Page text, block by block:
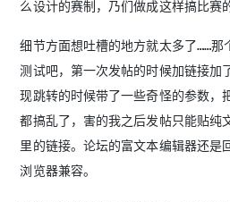
么设计的赛制，乃们做成这样搞比赛
细节方面想吐槽的地方就太多了……那
测试吧，第一次发帖的时候加链接加
现跳转的时候带了一些奇怪的参数，
都搞乱了，害的我之后发帖只能贴纯
里的链接。论坛的富文本编辑器还是
浏览器兼容。